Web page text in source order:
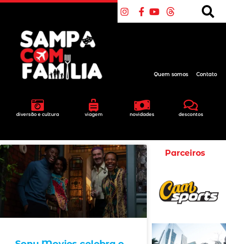
diversão e cultura viagem novidades descontos
Quem somos Contato
Parceiros